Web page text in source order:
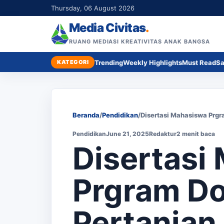
Thursday, 06 August 2026
Media Civitas.
RUANG MEDIASI KREATIVITAS ANAK BANGSA
KATEGORI TrendingWeekly HighlightsMust Read
Beranda/Pendidikan/Disertasi Mahasiswa
PendidikanJune 21, 2025Redaktur2 menit baca
Disertasi
Prgram